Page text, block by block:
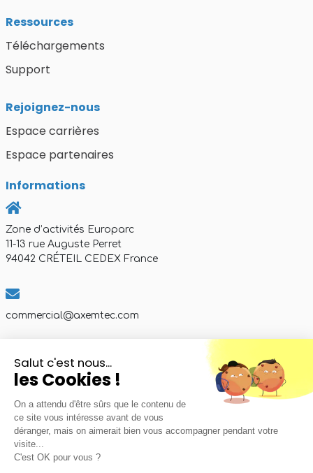
Ressources
Téléchargements
Support
Rejoignez-nous
Espace carrières
Espace partenaires
Informations
Zone d’activités Europarc
11-13 rue Auguste Perret
94042 CRÉTEIL CEDEX France
commercial@axemtec.com
Tél: +33 (0)1 41 94 11 85
Du Lundi au Vendredi
De 9h à 17h30
© 2025 AXEM
Salut c'est nous...
les Cookies !
On a attendu d'être sûrs que le contenu de
ce site vous intéresse avant de vous
déranger, mais on aimerait bien vous accompagner pendant votre
visite...
C'est OK pour vous ?